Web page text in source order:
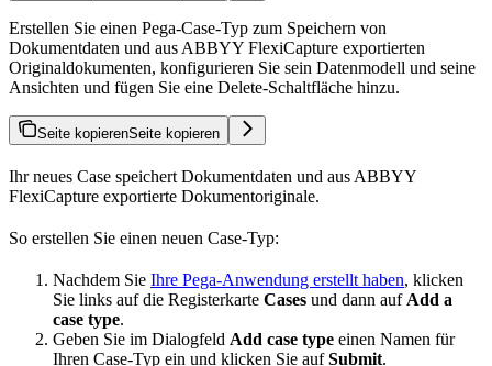
Erstellen Sie einen Pega-Case-Typ zum Speichern von
Dokumentdaten und aus ABBYY FlexiCapture exportierten
Originaldokumenten, konfigurieren Sie sein Datenmodell und seine
Ansichten und fügen Sie eine Delete-Schaltfläche hinzu.
Seite kopierenSeite kopieren
Ihr neues Case speichert Dokumentdaten und aus ABBYY
FlexiCapture exportierte Dokumentoriginale.
So erstellen Sie einen neuen Case-Typ:
Nachdem Sie Ihre Pega-Anwendung erstellt haben, klicken
Sie links auf die Registerkarte Cases und dann aufAdd a
case type.
Geben Sie im Dialogfeld Add case type einen Namen für
Ihren Case-Typ ein und klicken Sie aufSubmit.